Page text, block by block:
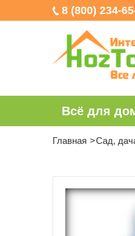
8 (800) 234-
Всё для
Главная Сад,